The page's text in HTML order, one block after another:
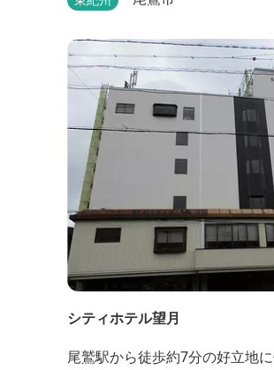
シティホテル望月
尾鷲駅から徒歩約7分の好立地